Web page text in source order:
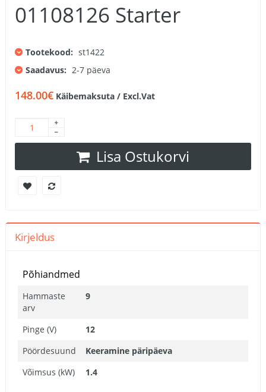
01108126 Starter
Tootekood: st1422
Saadavus: 2-7 päeva
148.00€ Käibemaksuta / Excl.Vat
Lisa Ostukorvi
Kirjeldus
Põhiandmed
Hammaste
arv
9
Pinge (V)
12
Pöördesuund
Keeramine päripäeva
Võimsus (kW)
1.4